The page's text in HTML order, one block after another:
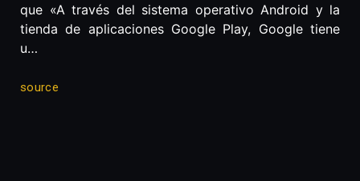
que «A través del sistema operativo Android y la
tienda de aplicaciones Google Play, Google tiene
u…
source